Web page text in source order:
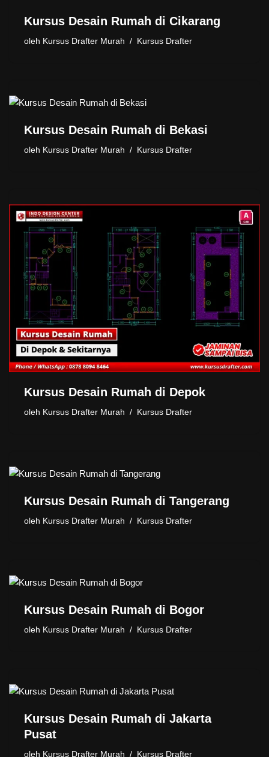
Kursus Desain Rumah di Cikarang
oleh Kursus Drafter Murah Kursus Drafter
Kursus Desain Rumah di Bekasi
oleh Kursus Drafter Murah Kursus Drafter
Kursus Desain Rumah di Depok
oleh Kursus Drafter Murah Kursus Drafter
Kursus Desain Rumah di Tangerang
oleh Kursus Drafter Murah Kursus Drafter
Kursus Desain Rumah di Bogor
oleh Kursus Drafter Murah Kursus Drafter
Kursus Desain Rumah di Jakarta
Pusat
oleh Kursus Drafter Murah Kursus Drafter